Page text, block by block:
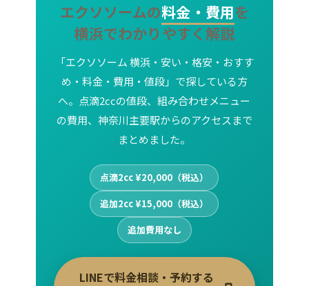
エクソソームの料金・費用を
横浜でわかりやすく解説
「エクソソーム 横浜・安い・格安・おすす
め・料金・費用・値段」で探している方
へ。点滴2ccの値段、組み合わせメニュー
の費用、神奈川主要駅からのアクセスまで
まとめました。
点滴2cc ¥20,000（税込）
追加2cc ¥15,000（税込）
追加費用なし
LINEで料金相談・予約する